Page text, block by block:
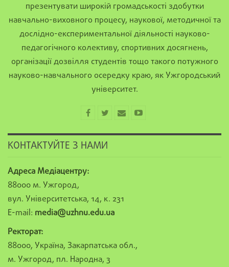
презентувати широкій громадськості здобутки
навчально-виховного процесу, наукової, методичної та
дослідно-експериментальної діяльності науково-
педагогічного колективу, спортивних досягнень,
організації дозвілля студентів тощо такого потужного
науково-навчального осередку краю, як Ужгородський
університет.
КОНТАКТУЙТЕ З НАМИ
Адреса Медіацентру:
88000 м. Ужгород,
вул. Університетська, 14, к. 231
E-mail: media@uzhnu.edu.ua
Ректорат:
88000, Україна, Закарпатська обл.,
м. Ужгород, пл. Народна, 3